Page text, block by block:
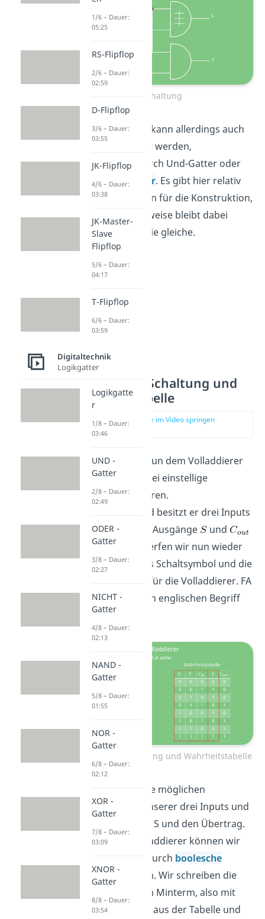
Schaltung
Der Halbaddierer kann allerdings auch
anders dargestellt werden,
beispielsweise durch Und-Gatter oder
durchOder-Gatter. Es gibt hier relativ
viele Möglichkeiten für die Konstruktion,
die Herangehensweise bleibt dabei
natürlich immer die gleiche.
Volladdierer Schaltung und
Wahrheitstabelle
zur Stelle im Video springen
(01:42)
Wenden wir uns nun dem Volladdierer
zu. Dieser kann drei einstellige
Binärzahlen addieren.
Dementsprechend besitzt er drei Inputs
und . Die Ausgänge
und
bleiben gleich. Werfen wir nun wieder
einen Blick auf das Schaltsymbol und die
Wahrheitstabelle für die Volladdierer. FA
steht dabei für den englischen Begriff
„full adder“.
Volladdierer Schaltung und Wahrheitstabelle
Wir haben links die möglichen
Kombinationen unserer drei Inputs und
rechts die Summe S und den Übertrag.
Wie bei dem Halbaddierer können wir
auch das wieder durch boolesche
Algebradarstellen. Wir schreiben die
Begriffe mit einem Minterm, also mit
einer 1 als Output aus der Tabelle und
1/6 – Dauer:
05:25
RS-Flipflop
2/6 – Dauer:
02:59
D-Flipflop
3/6 – Dauer:
03:55
JK-Flipflop
4/6 – Dauer:
03:38
JK-Master-
Slave
Flipflop
5/6 – Dauer:
04:17
T-Flipflop
6/6 – Dauer:
03:59
Digitaltechnik
Logikgatter
Logikgatte
r
1/8 – Dauer:
03:46
UND -
Gatter
2/8 – Dauer:
02:49
ODER -
Gatter
3/8 – Dauer:
02:27
NICHT -
Gatter
4/8 – Dauer:
02:13
NAND -
Gatter
5/8 – Dauer:
01:55
NOR -
Gatter
6/8 – Dauer:
02:12
XOR -
Gatter
7/8 – Dauer:
03:09
XNOR -
Gatter
8/8 – Dauer:
03:54